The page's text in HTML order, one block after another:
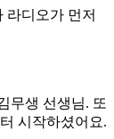
디오가 먼저
무생 선생님. 또
시작하셨어요.